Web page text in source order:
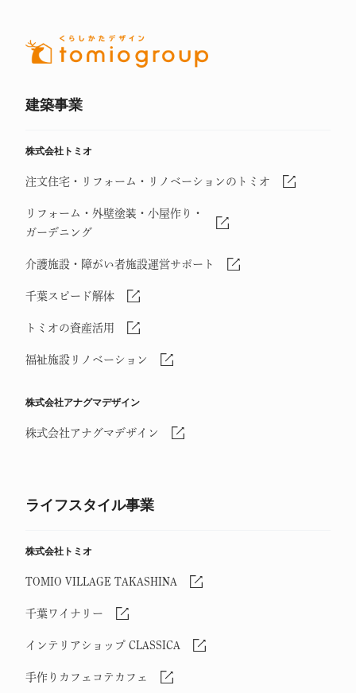
建築事業
株式会社トミオ
注文住宅・リフォーム・リノベーションのトミオ
リフォーム・外壁塗装・小屋作り・
ガーデニング
介護施設・障がい者施設運営サポート
千葉スピード解体
トミオの資産活用
福祉施設リノベーション
株式会社アナグマデザイン
株式会社アナグマデザイン
ライフスタイル事業
株式会社トミオ
TOMIO VILLAGE TAKASHINA
千葉ワイナリー
インテリアショップ CLASSICA
手作りカフェコテカフェ